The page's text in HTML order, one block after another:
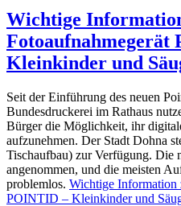
Wichtige
Fotoaufnahmegerät
Kleinkinder und
Seit der Einführung des neuen
Bundesdruckerei im Rathaus
Bürger die Möglichkeit, ihr
aufzunehmen. Der Stadt Dohna
Tischaufbau) zur Verfügung. Die
angenommen, und die meisten
problemlos. Wichtige Information
POINTID – Kleinkinder und